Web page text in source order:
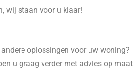
wij staan voor u klaar!
oplossingen voor uw woning?
u graag verder met advies op maat